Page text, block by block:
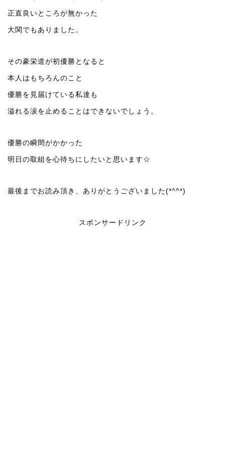
正直良いところが無かった
大関でもありました。
その豪栄道が初優勝となると
本人はもちろんのこと
優勝を見届けている私達も
溢れる涙を止めることはできないでしょう。
優勝の瞬間がかかった
明日の取組を心待ちにしたいと思います☆
最後までお読み頂き、ありがとうございました(*^^*)
スポンサードリンク